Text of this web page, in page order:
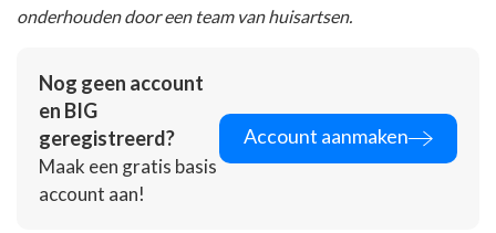
onderhouden door een team van huisartsen.
Nog geen account
en BIG
geregistreerd?
Maak een gratis basis
account aan!
Account aanmaken